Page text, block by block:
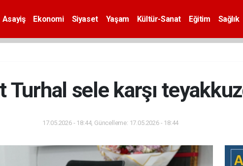
Asayiş Ekonomi Siyaset Yaşam Kültür-Sanat Eğitim
Sağlık
Turhal sele karşı
17.05.2026 - 18:44, Güncelleme: 17.05.2026 - 18:44